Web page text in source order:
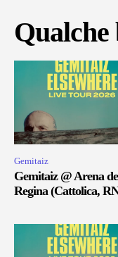
Qualche
Gemitaiz
Gemitaiz @ Arena
Regina (Cattolica,